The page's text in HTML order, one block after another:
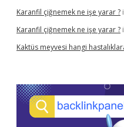
Karanfil çiğnemek ne işe yarar ?
Karanfil çiğnemek ne işe yarar ?
Kaktüs meyvesi hangi